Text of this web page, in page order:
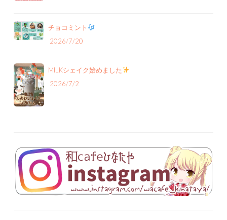
チョコミント
2026/7/20
MILKシェイク始めました
2026/7/2